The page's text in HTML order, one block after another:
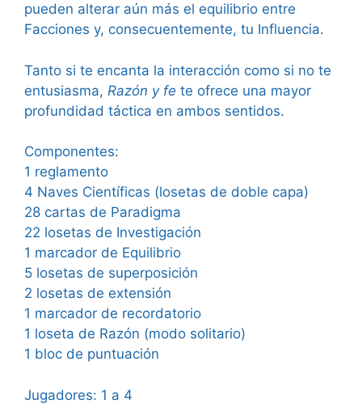
pueden alterar aún más el equilibrio entre
Facciones y, consecuentemente, tu Influencia.
Tanto si te encanta la interacción como si no te
entusiasma, Razón y fe te ofrece una mayor
profundidad táctica en ambos sentidos.
Componentes:
1 reglamento
4 Naves Científicas (losetas de doble capa)
28 cartas de Paradigma
22 losetas de Investigación
1 marcador de Equilibrio
5 losetas de superposición
2 losetas de extensión
1 marcador de recordatorio
1 loseta de Razón (modo solitario)
1 bloc de puntuación
Jugadores: 1 a 4